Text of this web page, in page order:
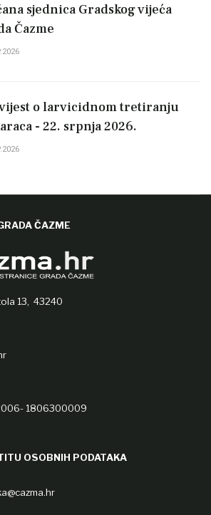
sjednica Gradskog vijeća
Čazme
o larvicidnom tretiranju
- 22. srpnja 2026.
ČAZME
13, 43240
1806300009
OSOBNIH PODATAKA